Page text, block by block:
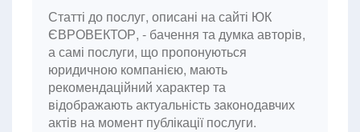
Статті до послуг, описані на сайті ЮК
ЄВРОВЕКТОР, - бачення та думка авторів,
а самі послуги, що пропонуються
юридичною компанією, мають
рекомендаційний характер та
відображають актуальність законодавчих
актів на момент публікації послуги.